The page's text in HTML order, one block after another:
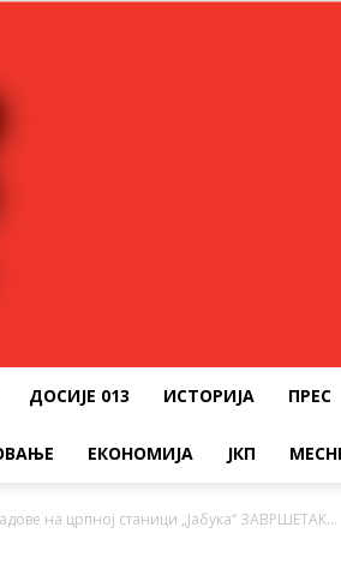
ДОСИЈЕ 013 ИСТОРИЈА ПРЕС
ЕКОНОМИЈА ЈКП
на црпној станици „Јабука“ ЗАВРШЕТАК...